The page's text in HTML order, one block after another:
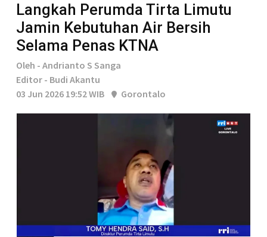
Langkah Perumda Tirta Limutu
Jamin Kebutuhan Air Bersih
Selama Penas KTNA
Oleh - Andrianto S Sanga
Editor - Budi Akantu
03 Jun 2026 19:52 WIB
Gorontalo